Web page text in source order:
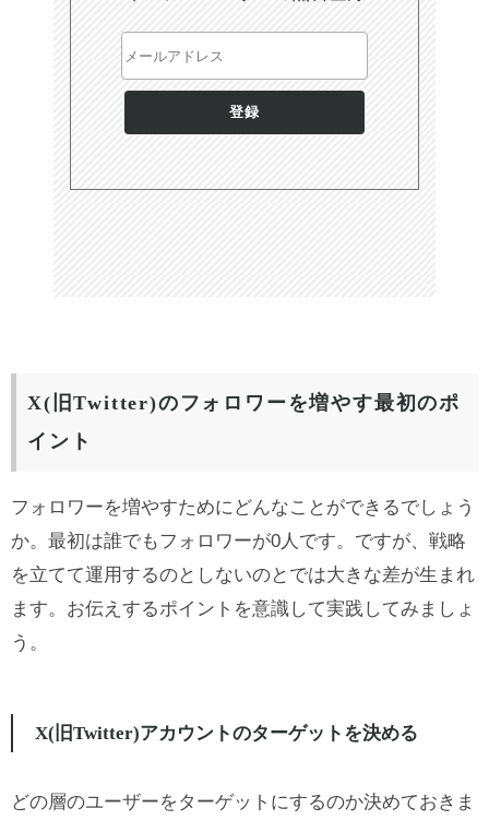
X(旧Twitter)のフォロワーを増やす最初のポ
イント
フォロワーを増やすためにどんなことができるでしょう
か。最初は誰でもフォロワーが0人です。ですが、戦略
を立てて運用するのとしないのとでは大きな差が生まれ
ます。お伝えするポイントを意識して実践してみましょ
う。
X(旧Twitter)アカウントのターゲットを決める
どの層のユーザーをターゲットにするのか決めておきま